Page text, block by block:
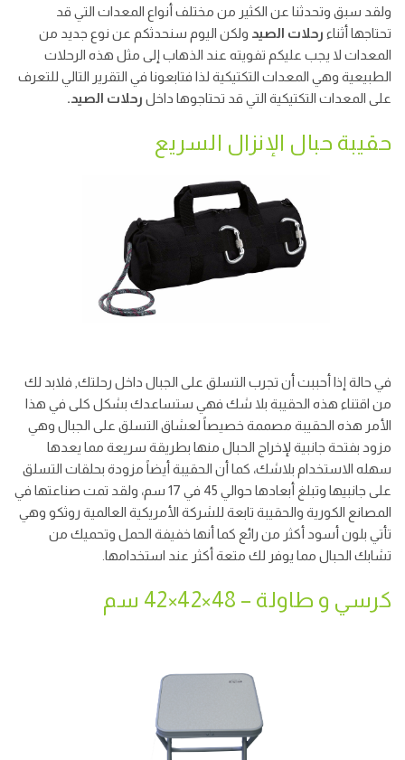
ولقد سبق وتحدثنا عن الكثير من مختلف أنواع المعدات التي قد
تحتاجها أثناء رحلات الصيد ولكن اليوم سنحدثكم عن نوع جديد من
المعدات لا يجب عليكم تفويته عند الذهاب إلى مثل هذه الرحلات
الطبيعية وهي المعدات التكتيكية لذا فتابعونا في التقرير التالي للتعرف
على المعدات التكتيكية التي قد تحتاجوها داخل رحلات الصيد.
حقيبة حبال الإنزال السريع
في حالة إذا أحببت أن تجرب التسلق على الجبال داخل رحلتك, فلابد لك
من اقتناء هذه الحقيبة بلا شك فهي ستساعدك بشكل كلى في هذا
الأمر هذه الحقيبة مصممة خصيصاً لعشاق التسلق على الجبال وهي
مزود بفتحة جانبية لإخراج الحبال منها بطريقة سريعة مما يعدها
سهله الاستخدام بلاشك، كما أن الحقيبة أيضاً مزودة بحلقات التسلق
على جانبيها وتبلغ أبعادها حوالي 45 في 17 سم، ولقد تمت صناعتها في
المصانع الكورية والحقيبة تابعة للشركة الأمريكية العالمية روثكو وهي
تأتي بلون أسود أكثر من رائع كما أنها خفيفة الحمل وتحميك من
تشابك الحبال مما يوفر لك متعة أكثر عند استخدامها.
كرسي و طاولة – 48×42×42 سم